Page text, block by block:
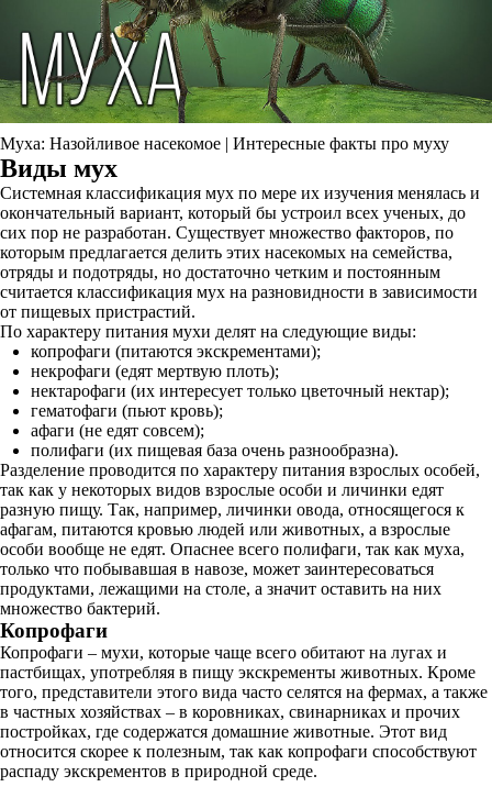
Муха: Назойливое насекомое | Интересные факты про муху
Виды мух
Системная классификация мух по мере их изучения менялась и
окончательный вариант, который бы устроил всех ученых, до
сих пор не разработан. Существует множество факторов, по
которым предлагается делить этих насекомых на семейства,
отряды и подотряды, но достаточно четким и постоянным
считается классификация мух на разновидности в зависимости
от пищевых пристрастий.
По характеру питания мухи делят на следующие виды:
копрофаги (питаются экскрементами);
некрофаги (едят мертвую плоть);
нектарофаги (их интересует только цветочный нектар);
гематофаги (пьют кровь);
афаги (не едят совсем);
полифаги (их пищевая база очень разнообразна).
Разделение проводится по характеру питания взрослых особей,
так как у некоторых видов взрослые особи и личинки едят
разную пищу. Так, например, личинки овода, относящегося к
афагам, питаются кровью людей или животных, а взрослые
особи вообще не едят. Опаснее всего полифаги, так как муха,
только что побывавшая в навозе, может заинтересоваться
продуктами, лежащими на столе, а значит оставить на них
множество бактерий.
Копрофаги
Копрофаги – мухи, которые чаще всего обитают на лугах и
пастбищах, употребляя в пищу экскременты животных. Кроме
того, представители этого вида часто селятся на фермах, а также
в частных хозяйствах – в коровниках, свинарниках и прочих
постройках, где содержатся домашние животные. Этот вид
относится скорее к полезным, так как копрофаги способствуют
распаду экскрементов в природной среде.